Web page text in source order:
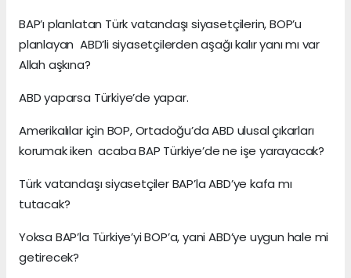
BAP’ı planlatan Türk vatandaşı siyasetçilerin, BOP’u
planlayan ABD’li siyasetçilerden aşağı kalır yanı mı var
Allah aşkına?
ABD yaparsa Türkiye’de yapar.
Amerikalılar için BOP, Ortadoğu’da ABD ulusal çıkarları
korumak iken acaba BAP Türkiye’de ne işe yarayacak?
Türk vatandaşı siyasetçiler BAP’la ABD’ye kafa mı
tutacak?
Yoksa BAP’la Türkiye’yi BOP’a, yani ABD’ye uygun hale mi
getirecek?